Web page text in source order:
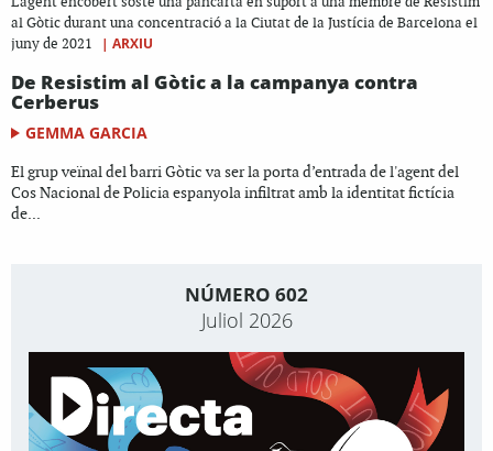
al Gòtic durant una concentració a la Ciutat de la Justícia de Barcelona el
juny de 2021
| ARXIU
De Resistim al Gòtic a la campanya contra
Cerberus
GEMMA GARCIA
El grup veïnal del barri Gòtic va ser la porta d’entrada de l'agent del
Cos Nacional de Policia espanyola infiltrat amb la identitat fictícia
de...
NÚMERO 602
Juliol 2026